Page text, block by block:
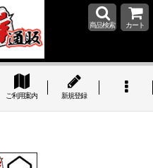
商品検索 カート
ご利用案内 新規登録